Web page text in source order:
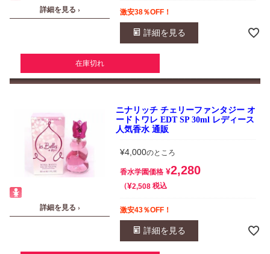
詳細を見る › 激安38％OFF！
詳細を見る
在庫切れ
詳細を見る ›
ニナリッチ チェリーファンタジー オ
ードトワレ EDT SP 30ml レディース
人気香水 通販
¥4,000のところ
香水学園価格 ¥2,280
¥2,508 税込
激安43％OFF！
詳細を見る